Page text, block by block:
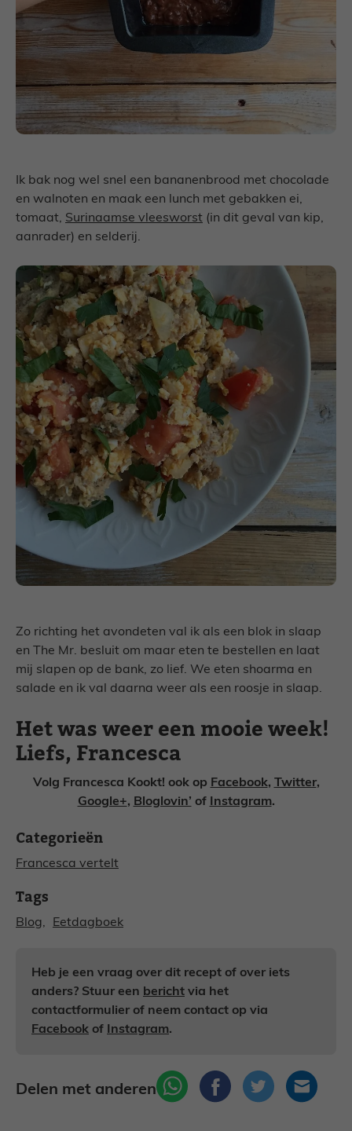
Ik bak nog wel snel een bananenbrood met chocolade
en walnoten en maak een lunch met gebakken ei,
tomaat, Surinaamse vleesworst (in dit geval van kip,
aanrader) en selderij.
Zo richting het avondeten val ik als een blok in slaap
en The Mr. besluit om maar eten te bestellen en laat
mij slapen op de bank, zo lief. We eten shoarma en
salade en ik val daarna weer als een roosje in slaap.
Het was weer een mooie week!
Liefs, Francesca
Volg Francesca Kookt! ook op Facebook, Twitter,
Google+, Bloglovin’ of Instagram.
Categorieën
Francesca vertelt
Tags
Blog, Eetdagboek
Heb je een vraag over dit recept of over iets
anders? Stuur een bericht via het
contactformulier of neem contact op via
Facebook of Instagram.
Delen met anderen